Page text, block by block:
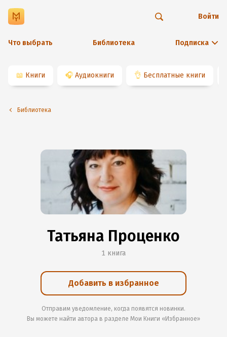
Что выбрать Библиотека Подписка
Войти
📖 Книги 🎧 Аудиокниги 👌 Бесплатные книги
Библиотека
Татьяна Проценко
1 книга
Добавить в избранное
Отправим уведомление, когда появятся новинки.
Вы можете найти автора в разделе Мои Книги «Избранное»